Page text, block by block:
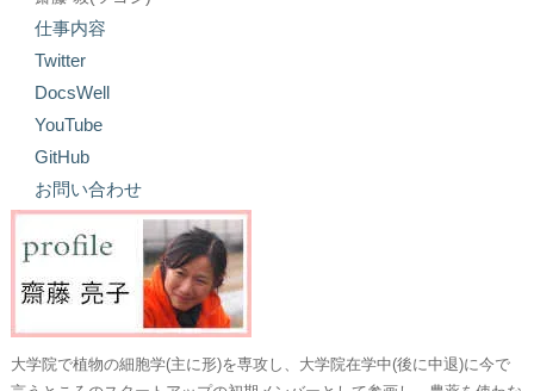
仕事内容
Twitter
DocsWell
YouTube
GitHub
お問い合わせ
大学院で植物の細胞学(主に形)を専攻し、大学院在学中(後に中退)に今で